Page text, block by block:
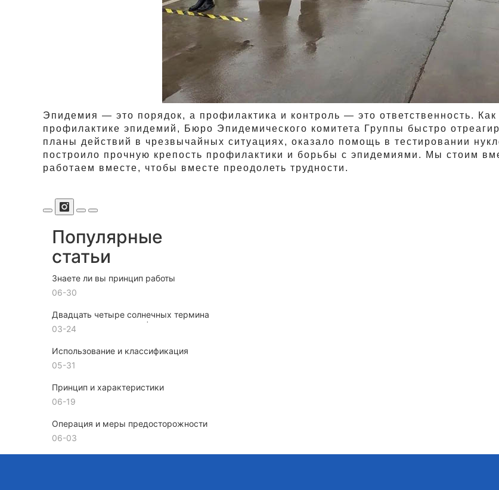
Эпидемия — это порядок, а профилактика и контроль — это ответственность. Как
профилактике эпидемий, Бюро Эпидемического комитета Группы быстро
планы действий в чрезвычайных ситуациях, оказало помощь в тестировании
построило прочную крепость профилактики и борьбы с эпидемиями. Мы стоим
работаем вместе, чтобы вместе преодолеть трудности.
Популярные
статьи
Знаете ли вы принцип работы
канатной машины?
06-30
Двадцать четыре солнечных термина
веревочного плетения | Китайский
03-24
Использование и классификация
канатных аппаратов
05-31
Принцип и характеристики
производительности автоматической
06-19
Операция и меры предосторожности
веревочной машины
06-03